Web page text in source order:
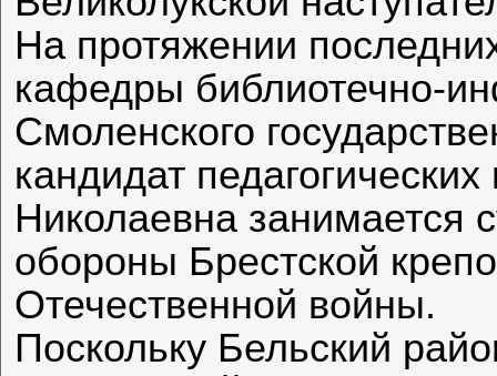
На протяжении
кафедры библиотечно-
Смоленского
кандидат
Николаевна занимается
обороны Брестской
Отечественной войны.
Поскольку Бельский